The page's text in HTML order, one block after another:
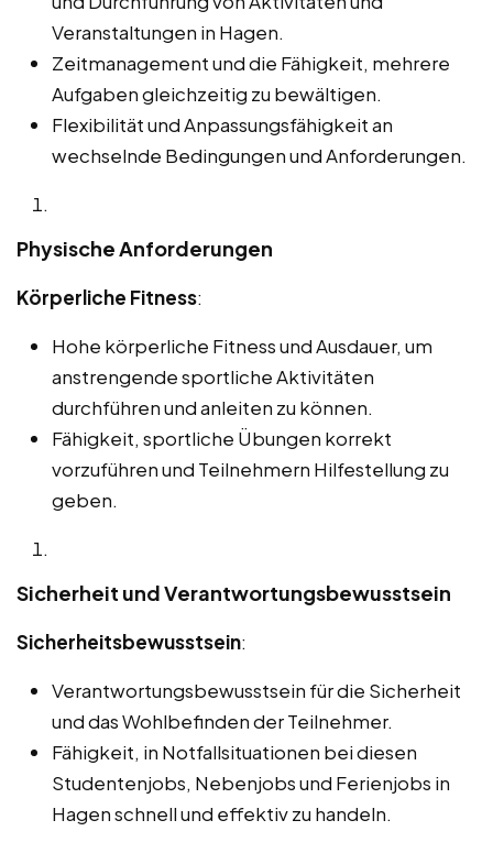
Veranstaltungen in Hagen.
Zeitmanagement und die Fähigkeit, mehrere
Aufgaben gleichzeitig zu bewältigen.
Flexibilität und Anpassungsfähigkeit an
wechselnde Bedingungen und Anforderungen.
Physische Anforderungen
Körperliche Fitness:
Hohe körperliche Fitness und Ausdauer, um
anstrengende sportliche Aktivitäten
durchführen und anleiten zu können.
Fähigkeit, sportliche Übungen korrekt
vorzuführen und Teilnehmern Hilfestellung zu
geben.
Sicherheit und Verantwortungsbewusstsein
Sicherheitsbewusstsein:
Verantwortungsbewusstsein für die Sicherheit
und das Wohlbefinden der Teilnehmer.
Fähigkeit, in Notfallsituationen bei diesen
Studentenjobs, Nebenjobs und Ferienjobs in
Hagen schnell und effektiv zu handeln.